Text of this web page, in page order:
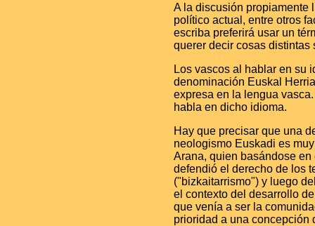
A la discusión propiamente
político actual, entre otros
escriba preferirá usar un
querer decir cosas distintas
Los vascos al hablar en su
denominación Euskal
expresa en la lengua
habla en dicho idioma.
Hay que precisar que una
neologismo Euskadi es
Arana, quien basándose
defendió el derecho de los
("bizkaitarrismo") y luego
el contexto del desarrollo
que venía a ser la
prioridad a una concepción